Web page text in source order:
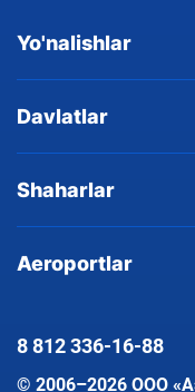
Yo'nalishlar
Davlatlar
Shaharlar
Aeroportlar
© 2006–2026 ООО
8 812336-16-88